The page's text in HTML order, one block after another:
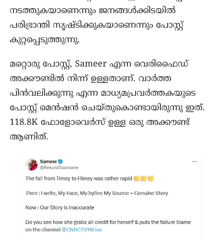
നടത്തുകയാണെന്നും ജനങ്ങൾക്കിടയിൽ
പരിഭ്രാന്തി സൃഷ്ടിക്കുകയാണെന്നും പോസ്റ്റ്
കുറ്റപ്പെടുത്തുന്നു.
മറ്റൊരു പോസ്റ്റ്, Sameer എന്ന വെരിഫൈഡ്
അക്കൗണ്ടിൽ നിന്ന് ഉള്ളതാണ്. വാർത്ത
പിൻവലിക്കുന്നു എന്ന മാധ്യമപ്രവർത്തകയുടെ
പോസ്റ്റ് മെൻഷൻ ചെയ്തുകൊണ്ടായിരുന്നു ഇത്.
118.8K ഫോളോവെർസ് ഉള്ള ഒരു അക്കൗണ്ട്
ആണിത്.